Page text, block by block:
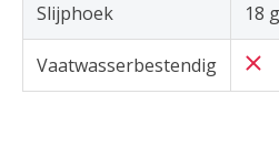
Slijphoek 18
Vaatwasserbestendig